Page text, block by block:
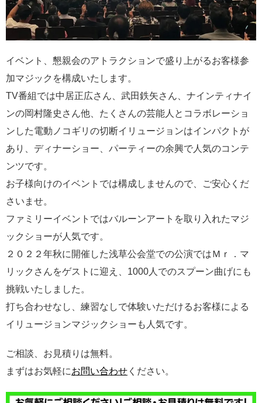
イベント、懇親会のアトラクションで盛り上がるお客様参
加マジックを構成いたします。
TV番組では中居正広さん、武田鉄矢さん、ナインティナイ
ンの岡村隆史さん他、たくさんの芸能人とコラボレーショ
ンした電動ノコギリの切断イリュージョンはインパクトが
あり、ディナーショー、パーティーの余興で人気のコンテ
ンツです。
お子様向けのイベントでは構成しませんので、ご安心くだ
さいませ。
ファミリーイベントではバルーンアートを取り入れたマジ
ックショーが人気です。
２０２２年秋に開催した浅草公会堂での公演ではＭｒ．マ
リックさんをゲストに迎え、1000人でのスプーン曲げにも
挑戦いたしました。
打ち合わせなし、練習なしで体験いただけるお客様による
イリュージョンマジックショーも人気です。
ご相談、お見積りは無料。
まずはお気軽にお問い合わせ ください。